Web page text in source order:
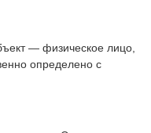
— физическое лицо,
определено с